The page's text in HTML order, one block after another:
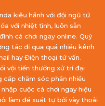
kiêu hãnh với đội ngũ tứ
với nhiệt tình, luôn sẵn
cá chơi ngay online. Quý
tác đi qua quá nhiều kênh
hay Điện thoại tứ vấn.
vội tiến thưởng xử trí đại
chăm sóc phần nhiều
cuộc cá chơi ngay hiệu
làm đề xuất tự bởi vày thoải